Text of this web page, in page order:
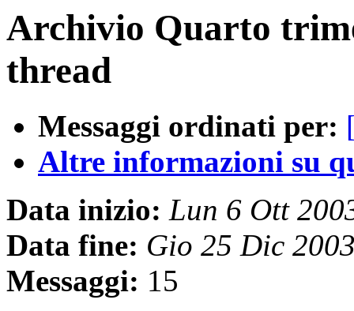
Archivio Quarto
thread
Messaggi ordinati per:
Altre informazioni su
Data inizio: Lun 6 Ott
Data fine: Gio 25 Dic
Messaggi: 15